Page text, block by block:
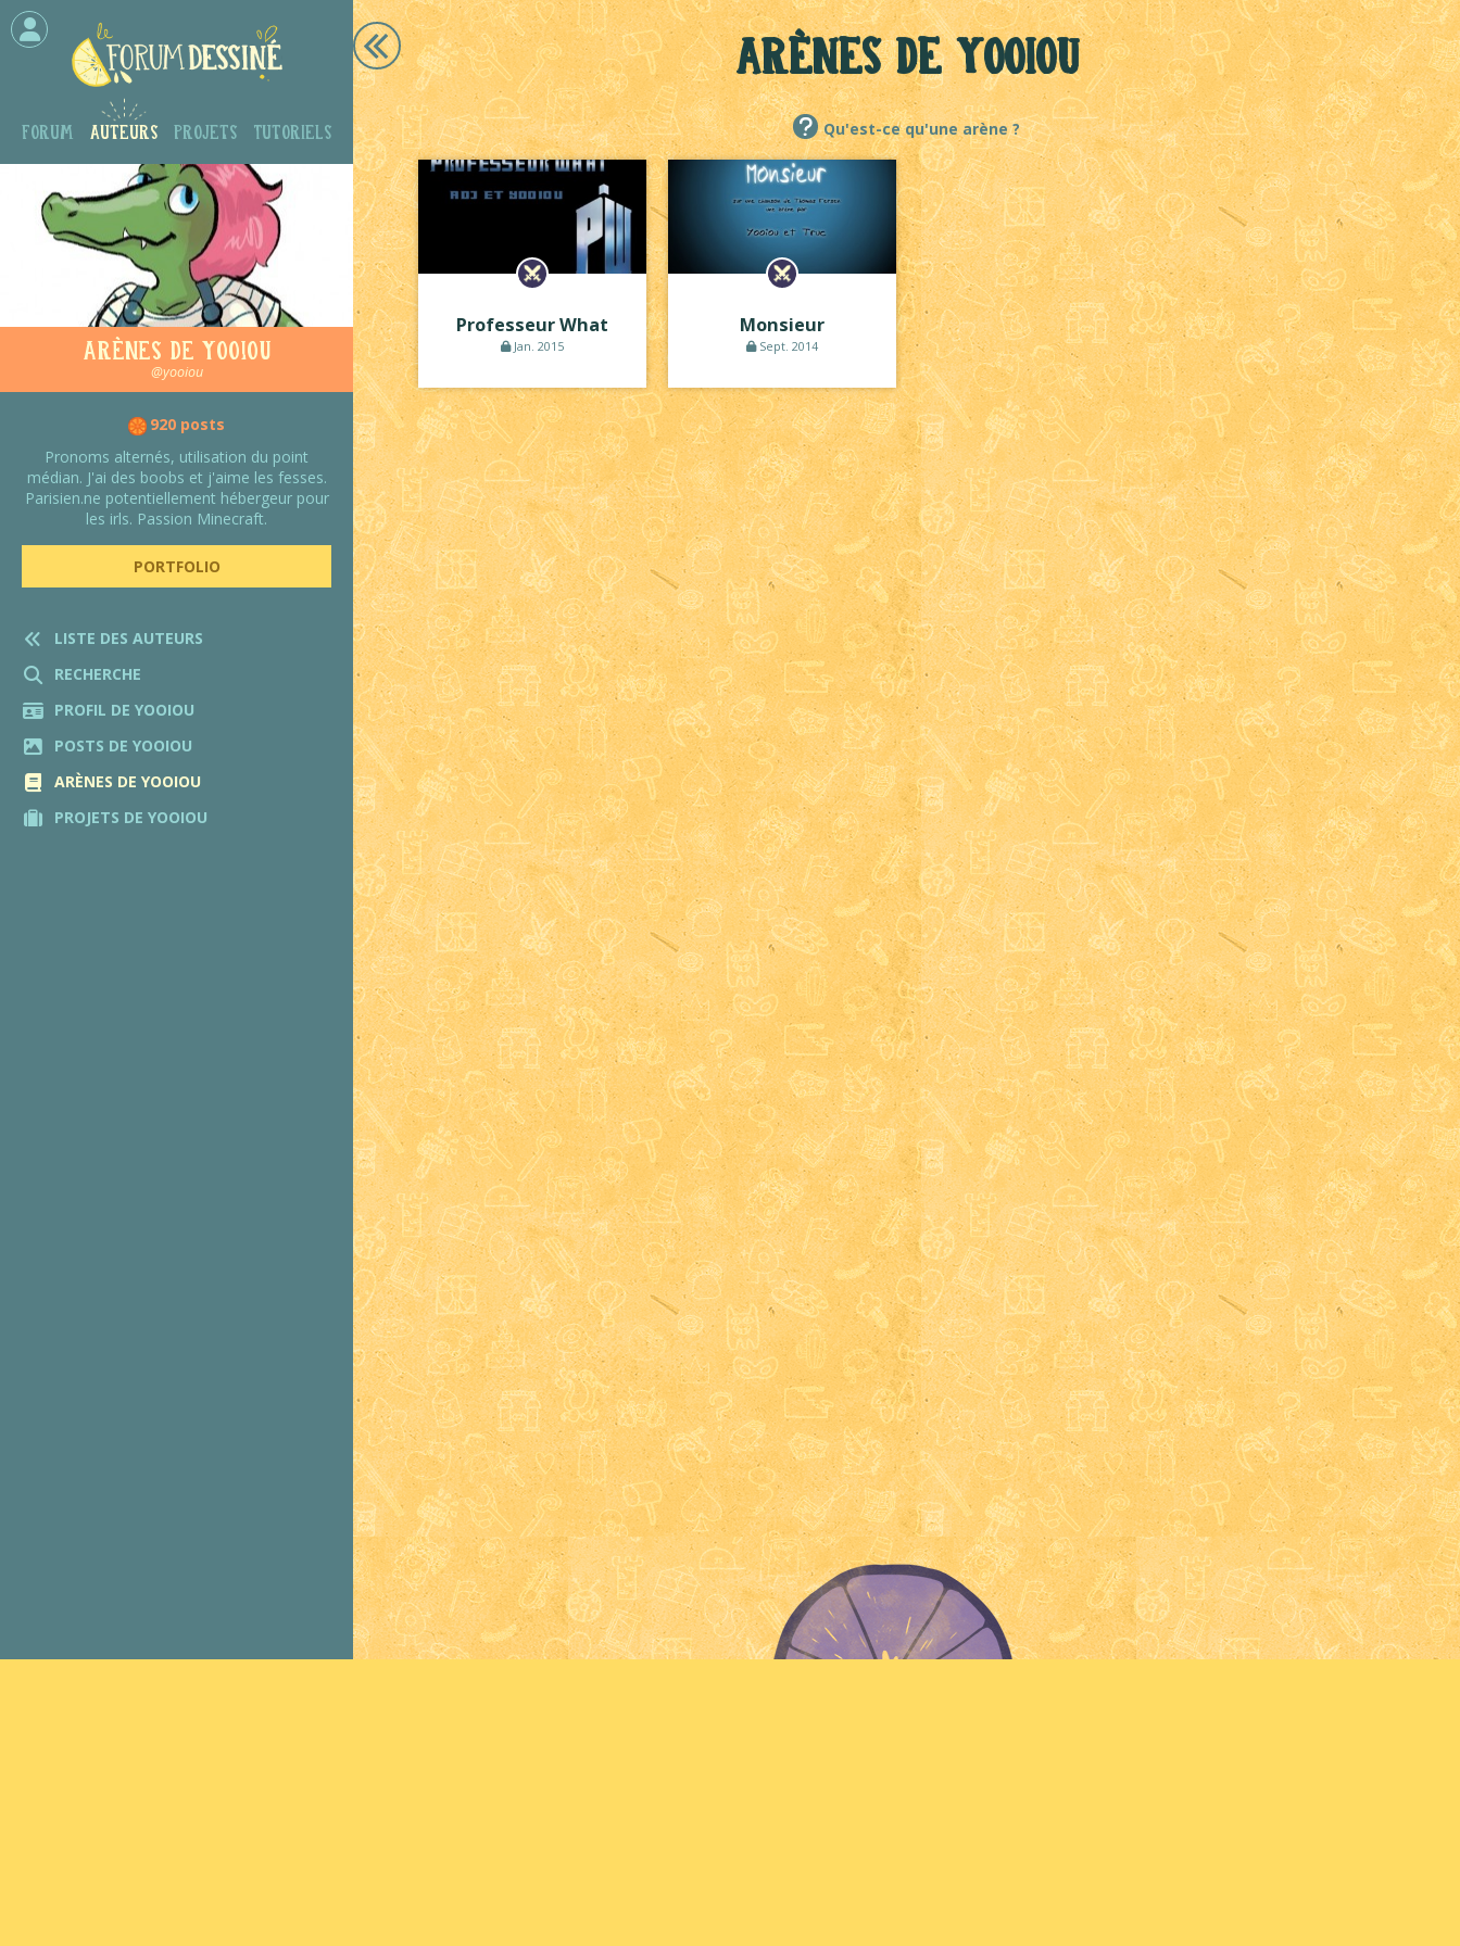
Forum Auteurs Projets Tutoriels
Arènes de Yooiou
@yooiou
920 posts
Pronoms al­ternés, utilisation du point
médian. J'ai des boobs et j'aime les fesses.
Parisien.ne potentiellement hébergeur pour
les irls. Passion Minecraft.
PORTFOLIO
LISTE DES AUTEURS
RECHERCHE
PROFIL DE YOOIOU
POSTS DE YOOIOU
ARÈNES DE YOOIOU
PROJETS DE YOOIOU
Arènes de Yooiou
Qu'est-ce qu'une arène ?
Professeur What
Jan. 2015
Monsieur
Sept. 2014